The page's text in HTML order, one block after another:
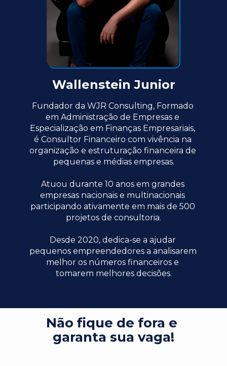
Fundador da WJR Consulting, Formado
em Administração de Empresas e
Especialização em Finanças Empresariais,
é Consultor Financeiro com vivência na
organização e estruturação financeira de
pequenas e médias empresas.
Atuou durante 10 anos em grandes
empresas nacionais e multinacionais
participando ativamente em mais de 500
projetos de consultoria.
Desde 2020, dedica-se a ajudar
pequenos empreendedores a analisarem
melhor os números financeiros e
tomarem melhores decisões.
Wallenstein Junior
garanta sua vaga!